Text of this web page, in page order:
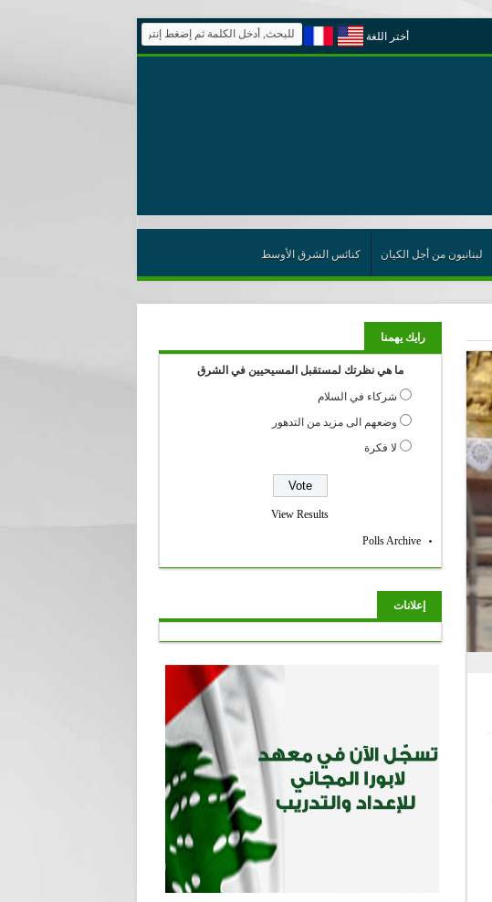
أختر اللغة
لبنانيون من أجل الكيان كنائس الشرق الأوسط
رايك يهمنا
ما هي نظرتك لمستقبل المسيحيين في الشرق
شركاء في السلام
وضعهم الى مزيد من التدهور
لا فكرة
View Results
Polls Archive
إعلانات